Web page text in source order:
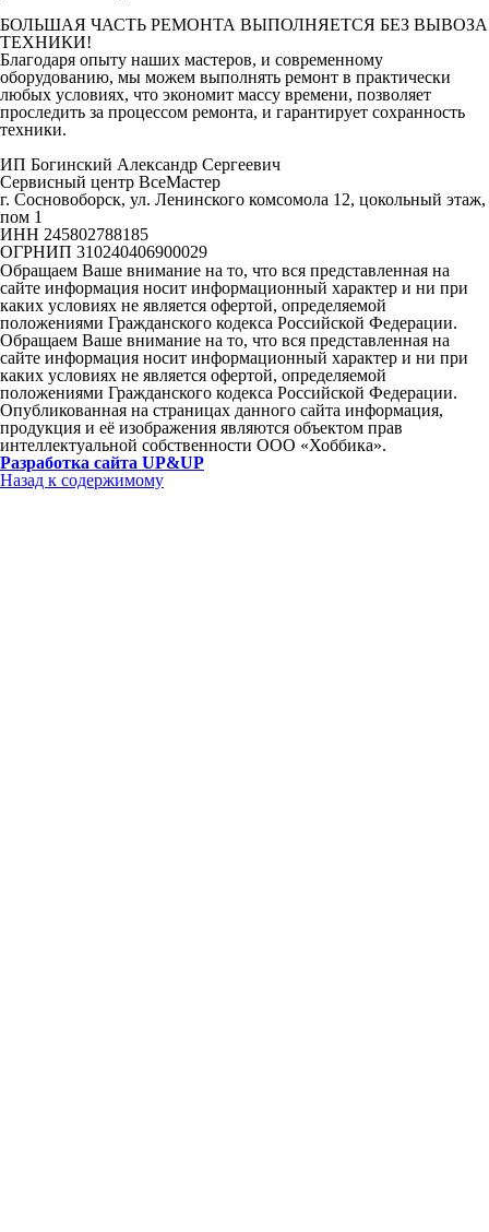
БОЛЬШАЯ ЧАСТЬ РЕМОНТА ВЫПОЛНЯЕТСЯ БЕЗ ВЫВОЗА
ТЕХНИКИ!
Благодаря опыту наших мастеров, и современному
оборудованию, мы можем выполнять ремонт в практически
любых условиях, что экономит массу времени, позволяет
проследить за процессом ремонта, и гарантирует сохранность
техники.
ИП Богинский Александр Сергеевич
Сервисный центр ВсеМастер
г. Сосновоборск, ул. Ленинского комсомола 12, цокольный этаж,
пом 1
ИНН 245802788185
ОГРНИП 310240406900029
Обращаем Ваше внимание на то, что вся представленная на
сайте информация носит информационный характер и ни при
каких условиях не является офертой, определяемой
положениями Гражданского кодекса Российской Федерации.
Обращаем Ваше внимание на то, что вся представленная на
сайте информация носит информационный характер и ни при
каких условиях не является офертой, определяемой
положениями Гражданского кодекса Российской Федерации.
Опубликованная на страницах данного сайта информация,
продукция и её изображения являются объектом прав
интеллектуальной собственности ООО «Хоббика».
Разработка сайта UP&UP
Назад к содержимому